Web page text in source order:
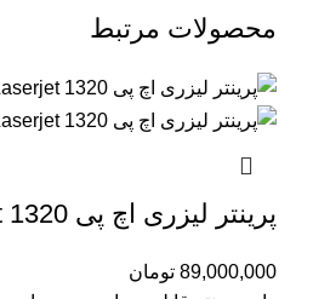
محصولات مرتبط
پرینتر لیزری اچ پی HP Laserjet 1320
89,000,000 تومان